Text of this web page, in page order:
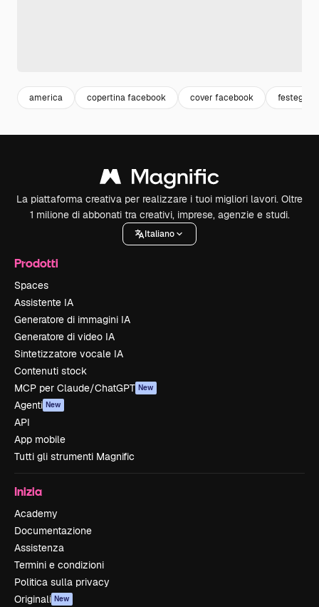
america copertina facebook cover facebook
La piattaforma creativa per realizzare i tuoi migliori lavori. Oltre
1 milione di abbonati tra creativi, imprese, agenzie e studi.
Italiano
Prodotti
Spaces
Assistente IA
Generatore di immagini IA
Generatore di video IA
Sintetizzatore vocale IA
Contenuti stock
MCP per Claude/ChatGPT New
Agenti New
API
App mobile
Tutti gli strumenti Magnific
Inizia
Academy
Documentazione
Assistenza
Termini e condizioni
Politica sulla privacy
Originali New